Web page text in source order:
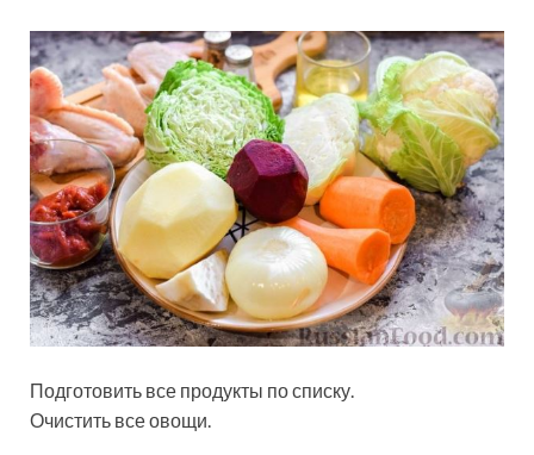
Подготовить все продукты по списку.
Очистить все овощи.